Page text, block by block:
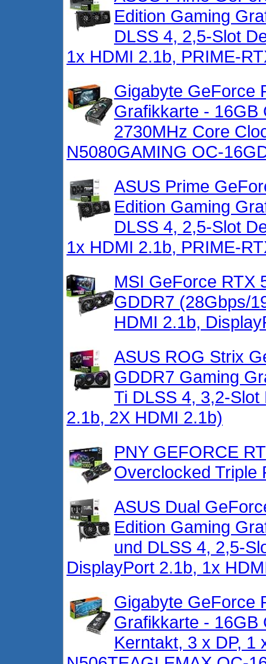
Edition Gaming
DLSS 4, 2,5-Slot
1x HDMI 2.1b, PRIME-
Gigabyte GeForce
Grafikkarte - 16GB
2730MHz Core
N5080GAMING OC-
ASUS Prime
Edition Gaming
DLSS 4, 2,5-Slot
1x HDMI 2.1b, PRIME-
MSI GeForce RTX
GDDR7 (28Gbps/
HDMI 2.1b,
ASUS ROG Strix
GDDR7 Gaming
Ti DLSS 4, 3,2-
2.1b, 2X HDMI 2.1b)
PNY GEFORCE
Overclocked Triple
ASUS Dual
Edition Gaming
und DLSS 4, 2,5-
DisplayPort 2.1b, 1x
Gigabyte GeForce
Grafikkarte - 16GB
Kerntakt, 3 x DP, 1